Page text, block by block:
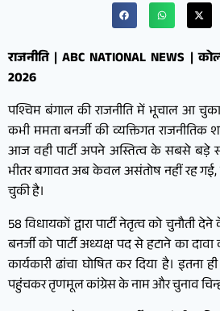
राजनीति | ABC NATIONAL NEWS |
2026
पश्चिम बंगाल की राजनीति में भूचाल आ
कभी ममता बनर्जी की व्यक्तिगत राजनीतिक
आज वही पार्टी अपने अस्तित्व के सबसे बड़े
भीतर बगावत अब केवल असंतोष नहीं रह
चुकी है।
58 विधायकों द्वारा पार्टी नेतृत्व को चुनौती
बनर्जी को पार्टी अध्यक्ष पद से हटाने का
कार्यकारी ढांचा घोषित कर दिया है। इतना
पहुंचकर तृणमूल कांग्रेस के नाम और चुनाव चिन्ह